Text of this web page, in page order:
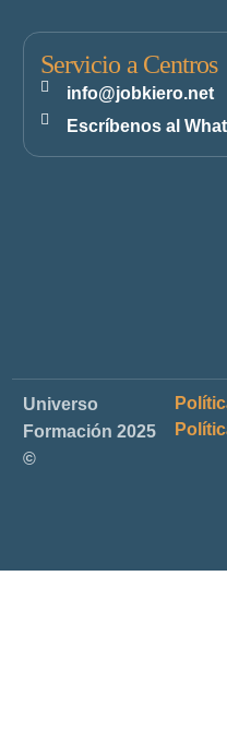
Servicio a Centros
info@jobkiero.net
Escríbenos al
Universo
Formación 2025
©